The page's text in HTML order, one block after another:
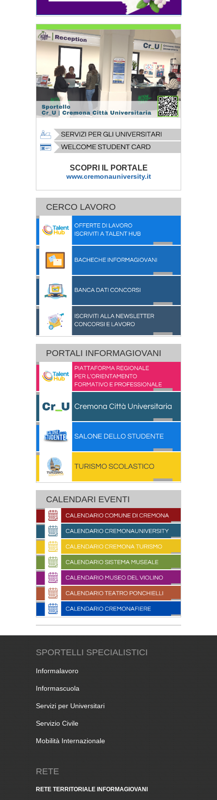
SCOPRI IL PORTALE
www.cremonauniversity.it
CERCO LAVORO
PORTALI INFORMAGIOVANI
CALENDARI EVENTI
SPORTELLI SPECIALISTICI
Informalavoro
Informascuola
Servizi per Universitari
Servizio Civile
Mobilità Internazionale
RETE
RETE TERRITORIALE INFORMAGIOVANI